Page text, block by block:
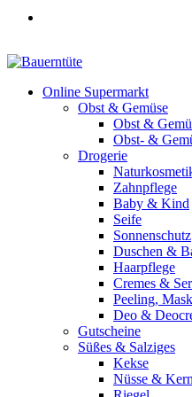
Online Supermarkt
Obst & Gemüse
Obst &
Obst- &
Drogerie
Zahnpflege
Baby & Kind
Seife
Sonnenschutz
Duschen &
Haarpflege
Cremes &
Peeling,
Deo &
Gutscheine
Süßes & Salziges
Kekse
Nüsse &